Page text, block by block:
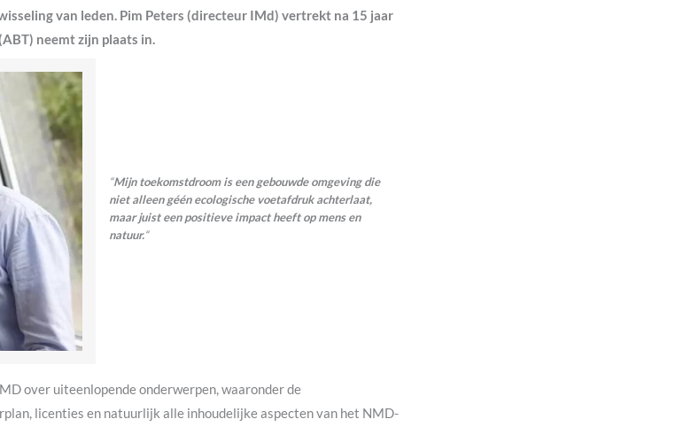
van leden. Pim Peters (directeur IMd) vertrekt na 15 jaar
neemt zijn plaats in.
“Mijn toekomstdroom is een gebouwde omgeving die
niet alleen géén ecologische voetafdruk achterlaat,
maar juist een positieve impact heeft op mens en
natuur.“
over uiteenlopende onderwerpen, waaronder de
licenties en natuurlijk alle inhoudelijke aspecten van het NMD-